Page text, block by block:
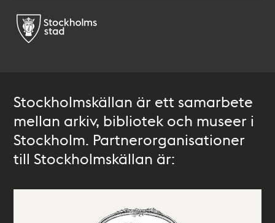
Stockholmskällan är ett samarbete
mellan arkiv, bibliotek och museer i
Stockholm. Partnerorganisationer
till Stockholmskällan är: